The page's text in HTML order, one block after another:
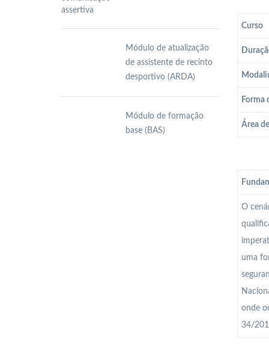
Curso
Forma
Área
O
uma
onde
34/
Módulo de atualização
de assistente de recinto
desportivo (ARDA)
Módulo de formação
base (BAS)